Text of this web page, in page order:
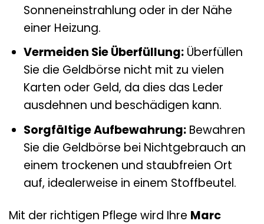
Sonneneinstrahlung oder in der Nähe
einer Heizung.
Vermeiden Sie Überfüllung:Überfüllen
Sie die Geldbörse nicht mit zu vielen
Karten oder Geld, da dies das Leder
ausdehnen und beschädigen kann.
Sorgfältige Aufbewahrung:Bewahren
Sie die Geldbörse bei Nichtgebrauch an
einem trockenen und staubfreien Ort
auf, idealerweise in einem Stoffbeutel.
Mit der richtigen Pflege wird Ihre Marc